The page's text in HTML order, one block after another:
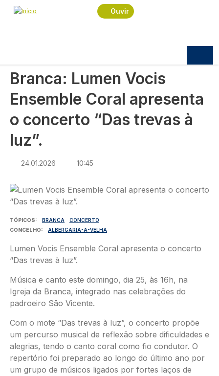
Passar para o conteúdo principal
Ouvir
Navegação estrutural
Início
Cultura
Branca: Lumen Vocis Ensemble Coral apresenta o
Branca: Lumen Vocis
Ensemble Coral apresenta
o concerto “Das trevas à
luz”.
24.01.2026 10:45
Imagem
TÓPICOS BRANCA
CONCERTO
CONCELHO
ALBERGARIA-A-VELHA
Lumen Vocis Ensemble Coral apresenta o concerto
“Das trevas à luz”.
Música e canto este domingo, dia 25, às 16h, na
Igreja da Branca, integrado nas celebrações do
padroeiro São Vicente.
Com o mote “Das trevas à luz”, o concerto propõe
um percurso musical de reflexão sobre dificuldades e
alegrias, tendo o canto coral como fio condutor. O
repertório foi preparado ao longo do último ano por
um grupo de músicos ligados por fortes laços de